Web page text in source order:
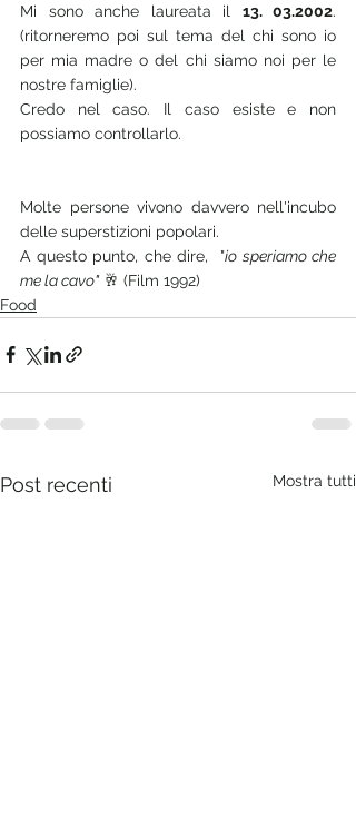
Mi sono anche laureata il 13. 03.2002.
(ritorneremo poi sul tema del chi sono io
per mia madre o del chi siamo noi per le
nostre famiglie).
Credo nel caso. Il caso esiste e non
possiamo controllarlo.
Molte persone vivono davvero nell'incubo
delle superstizioni popolari.
A questo punto, che dire,  "io speriamo che
me la cavo" 🥂 (Film 1992)
Food
Post recenti Mostra tutti